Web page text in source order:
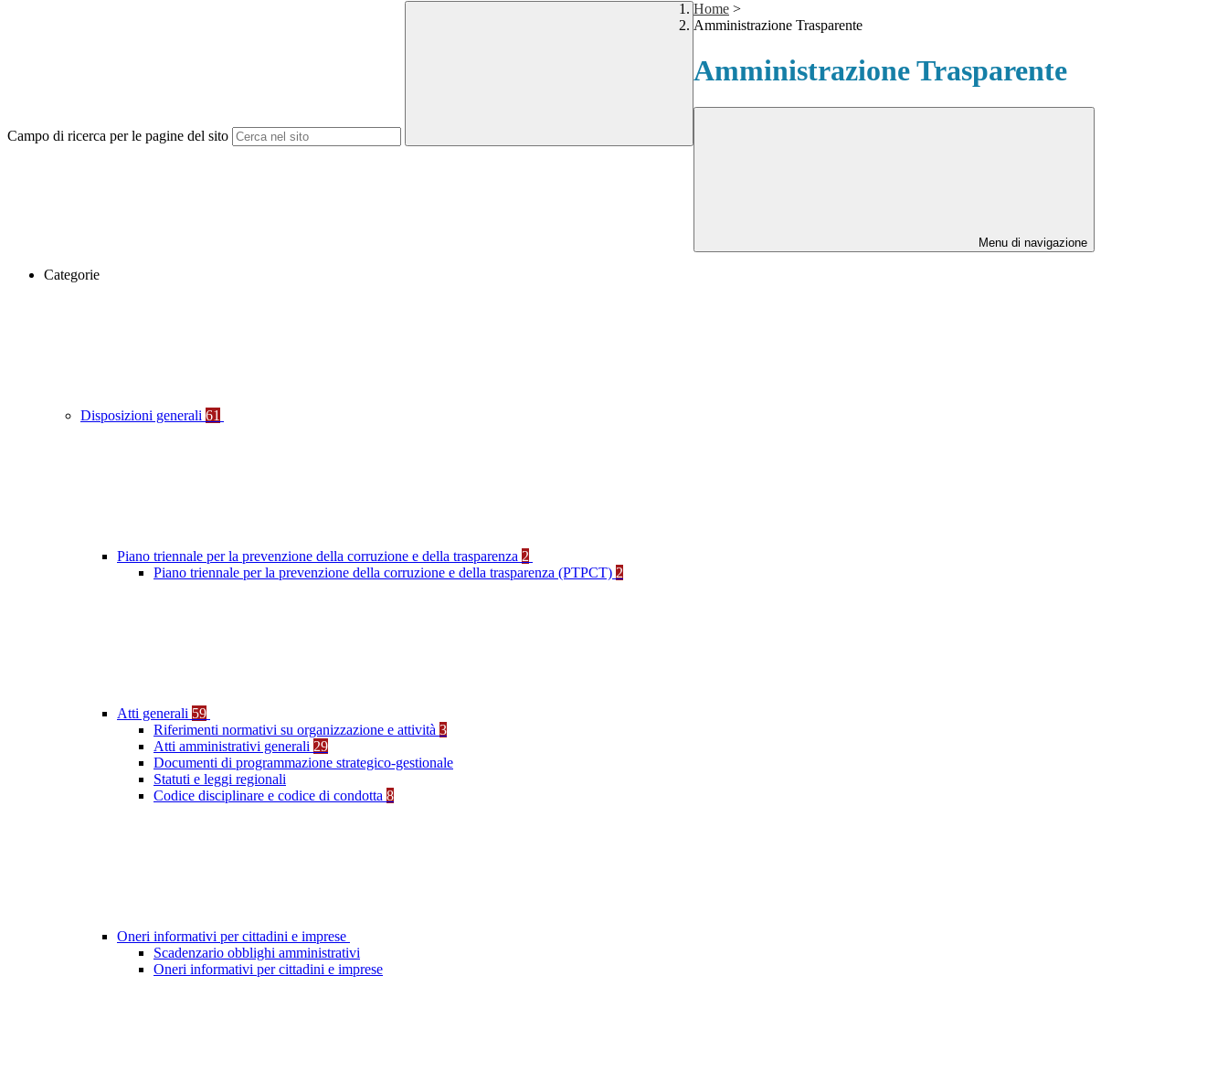
Campo di ricerca per le pagine del sito
Home >
Amministrazione Trasparente
Amministrazione Trasparente
Menu di navigazione
Categorie
Disposizioni generali 61
Piano triennale per la prevenzione della corruzione e della trasparenza 2
Piano triennale per la prevenzione della corruzione e della trasparenza (PTPCT) 2
Atti generali 59
Riferimenti normativi su organizzazione e attività 3
Atti amministrativi generali 29
Documenti di programmazione strategico-gestionale
Statuti e leggi regionali
Codice disciplinare e codice di condotta 8
Oneri informativi per cittadini e imprese
Scadenzario obblighi amministrativi
Oneri informativi per cittadini e imprese